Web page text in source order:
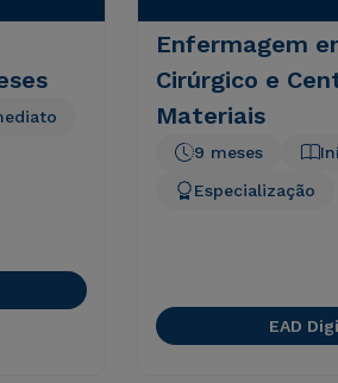
Enfermagem
Cirúrgico e
Materiais
9 meses
Especialização
EAD